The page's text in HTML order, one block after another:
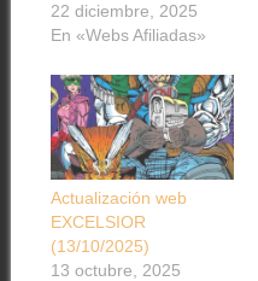
22 diciembre, 2025
En «Webs Afiliadas»
Actualización web
EXCELSIOR
(13/10/2025)
13 octubre, 2025